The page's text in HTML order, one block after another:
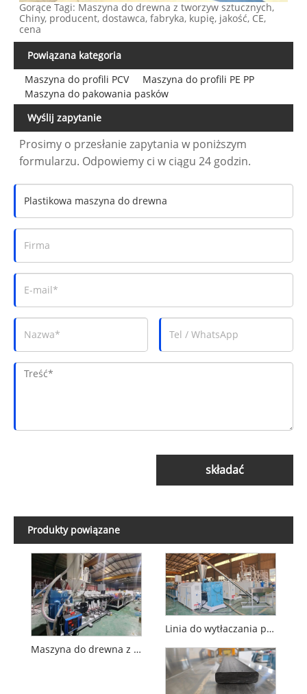
Gorące Tagi: Maszyna do drewna z tworzyw sztucznych,
Chiny, producent, dostawca, fabryka, kupię, jakość, CE,
cena
Powiązana kategoria
Maszyna do profili PCV
Maszyna do profili PE PP
Maszyna do pakowania pasków
Wyślij zapytanie
Prosimy o przesłanie zapytania w poniższym
formularzu. Odpowiemy ci w ciągu 24 godzin.
składać
Produkty powiązane
Maszyna do drewna z tworzywa sztucznego
Linia do wytłaczania profili z tworzywa sztucznego z 4 wnękami